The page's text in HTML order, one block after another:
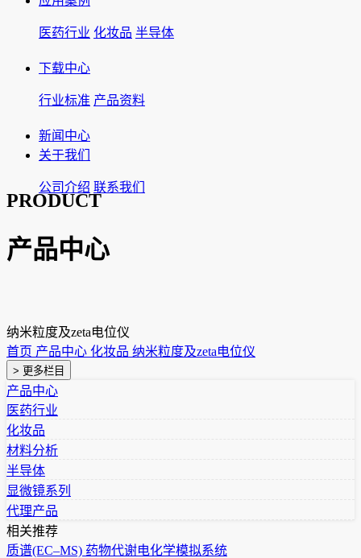
医药行业 化妆品 半导体
下载中心
行业标准 产品资料
新闻中心
关于我们
公司介绍 联系我们
PRODUCT
产品中心
纳米粒度及zeta电位仪
首页 产品中心 化妆品 纳米粒度及zeta电位仪
> 更多栏目
产品中心
医药行业
化妆品
材料分析
半导体
显微镜系列
代理产品
相关推荐
质谱(EC–MS) 药物代谢电化学模拟系统